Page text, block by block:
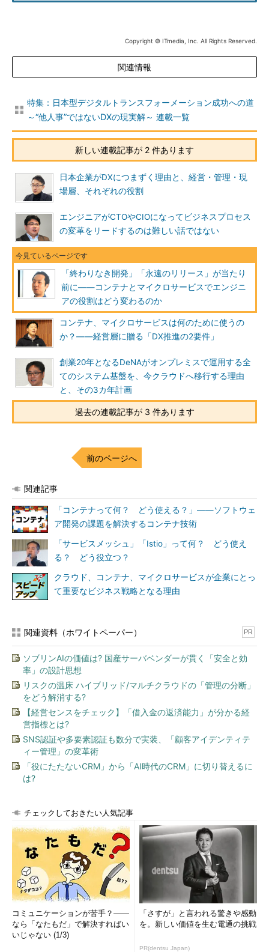
Copyright © ITmedia, Inc. All Rights Reserved.
関連情報
特集：日本型デジタルトランスフォーメーション成功への道
～“他人事”ではないDXの現実解～ 連載一覧
新しい連載記事が 2 件あります
日本企業がDXにつまずく理由と、経営・管理・現
場層、それぞれの役割
エンジニアがCTOやCIOになってビジネスプロセス
の変革をリードするのは難しい話ではない
「終わりなき開発」「永遠のリリース」が当たり
前に――コンテナとマイクロサービスでエンジニ
アの役割はどう変わるのか
コンテナ、マイクロサービスは何のために使うの
か？――経営層に贈る「DX推進の2要件」
創業20年となるDeNAがオンプレミスで運用する全
てのシステム基盤を、今クラウドへ移行する理由
と、その3カ年計画
過去の連載記事が 3 件あります
前のページへ
関連記事
「コンテナって何？ どう使える？」――ソフトウェ
ア開発の課題を解決するコンテナ技術
「サービスメッシュ」「Istio」って何？ どう使え
る？ どう役立つ？
クラウド、コンテナ、マイクロサービスが企業にとっ
て重要なビジネス戦略となる理由
関連資料（ホワイトペーパー） PR
ソブリンAIの価値は? 国産サーバベンダーが貫く「安全と効
率」の設計思想
リスクの温床 ハイブリッド/マルチクラウドの「管理の分断」
をどう解消する?
【経営センスをチェック】「借入金の返済能力」が分かる経
営指標とは?
SNS認証や多要素認証も数分で実装、「顧客アイデンティテ
ィー管理」の変革術
「役にたたないCRM」から「AI時代のCRM」に切り替えるに
は?
チェックしておきたい人気記事
コミュニケーションが苦手？――
なら「なたもだ」で解決すればい
いじゃない (1/3)
「さすが」と言われる驚きや感動
を。新しい価値を生む電通の挑戦
PR(dentsu Japan)